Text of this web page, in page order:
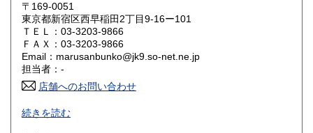
鳥取県
岡山県 185円
山口県
〒169-0051
東京都新宿区西早稲田2丁目9-16ー101
ＴＥＬ：03-3203-9866
ＦＡＸ：03-3203-9866
Email：marusanbunko@jk9.so-net.ne.jp
担当者：-
店舗へのお問い合わせ
適格請求書発行業者
登録番号：T6810996190847
続きを読む